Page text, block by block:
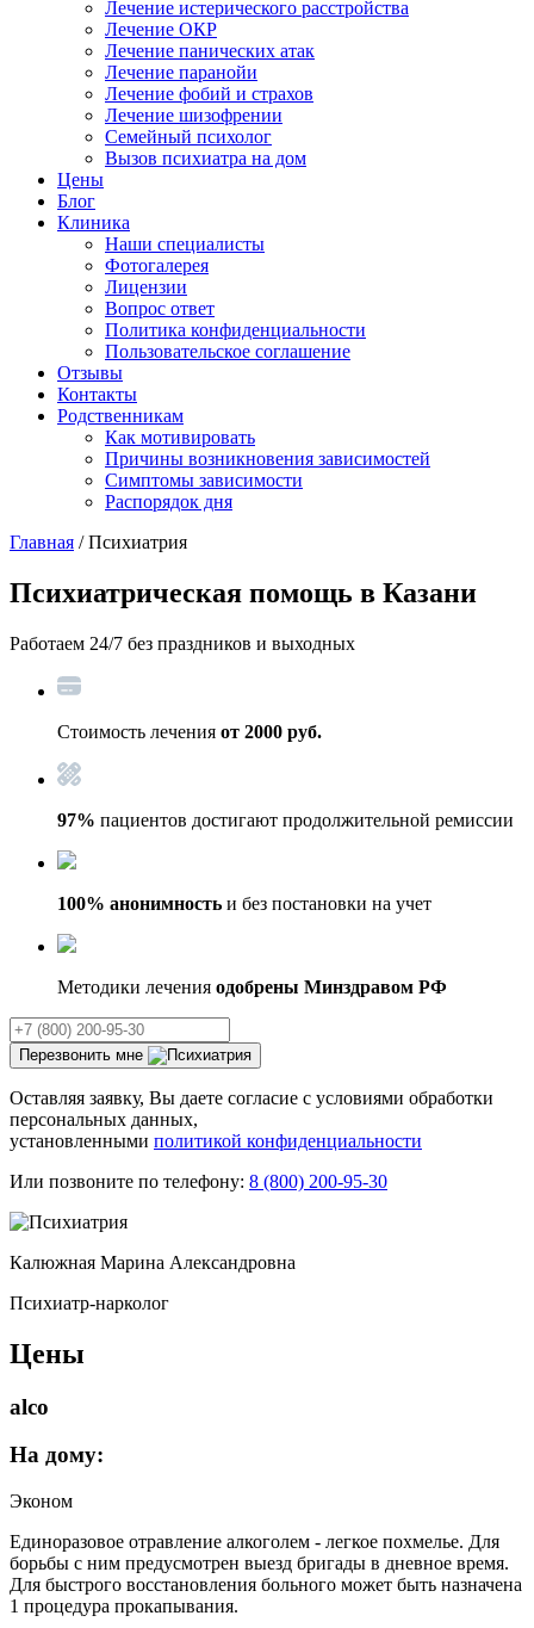
Лечение истерического расстройства
Лечение ОКР
Лечение панических атак
Лечение паранойи
Лечение фобий и страхов
Лечение шизофрении
Семейный психолог
Вызов психиатра на дом
Цены
Блог
Клиника
Наши специалисты
Фотогалерея
Лицензии
Вопрос ответ
Политика конфиденциальности
Пользовательское соглашение
Отзывы
Контакты
Родственникам
Как мотивировать
Причины возникновения зависимостей
Симптомы зависимости
Распорядок дня
Главная / Психиатрия
Психиатрическая помощь в Казани
Работаем 24/7 без праздников и выходных
Стоимость лечения от 2000 руб.
97% пациентов достигают продолжительной ремиссии
100% анонимность и без постановки на учет
Методики лечения одобрены Минздравом РФ
Перезвонить мне
Оставляя заявку, Вы даете согласие с условиями обработки
персональных данных,
установленными политикой конфиденциальности
Или позвоните по телефону: 8 (800) 200-95-30
Калюжная Марина Александровна
Психиатр-нарколог
Цены
alco
На дому:
Эконом
Единоразовое отравление алкоголем - легкое похмелье. Для
борьбы с ним предусмотрен выезд бригады в дневное время.
Для быстрого восстановления больного может быть назначена
1 процедура прокапывания.